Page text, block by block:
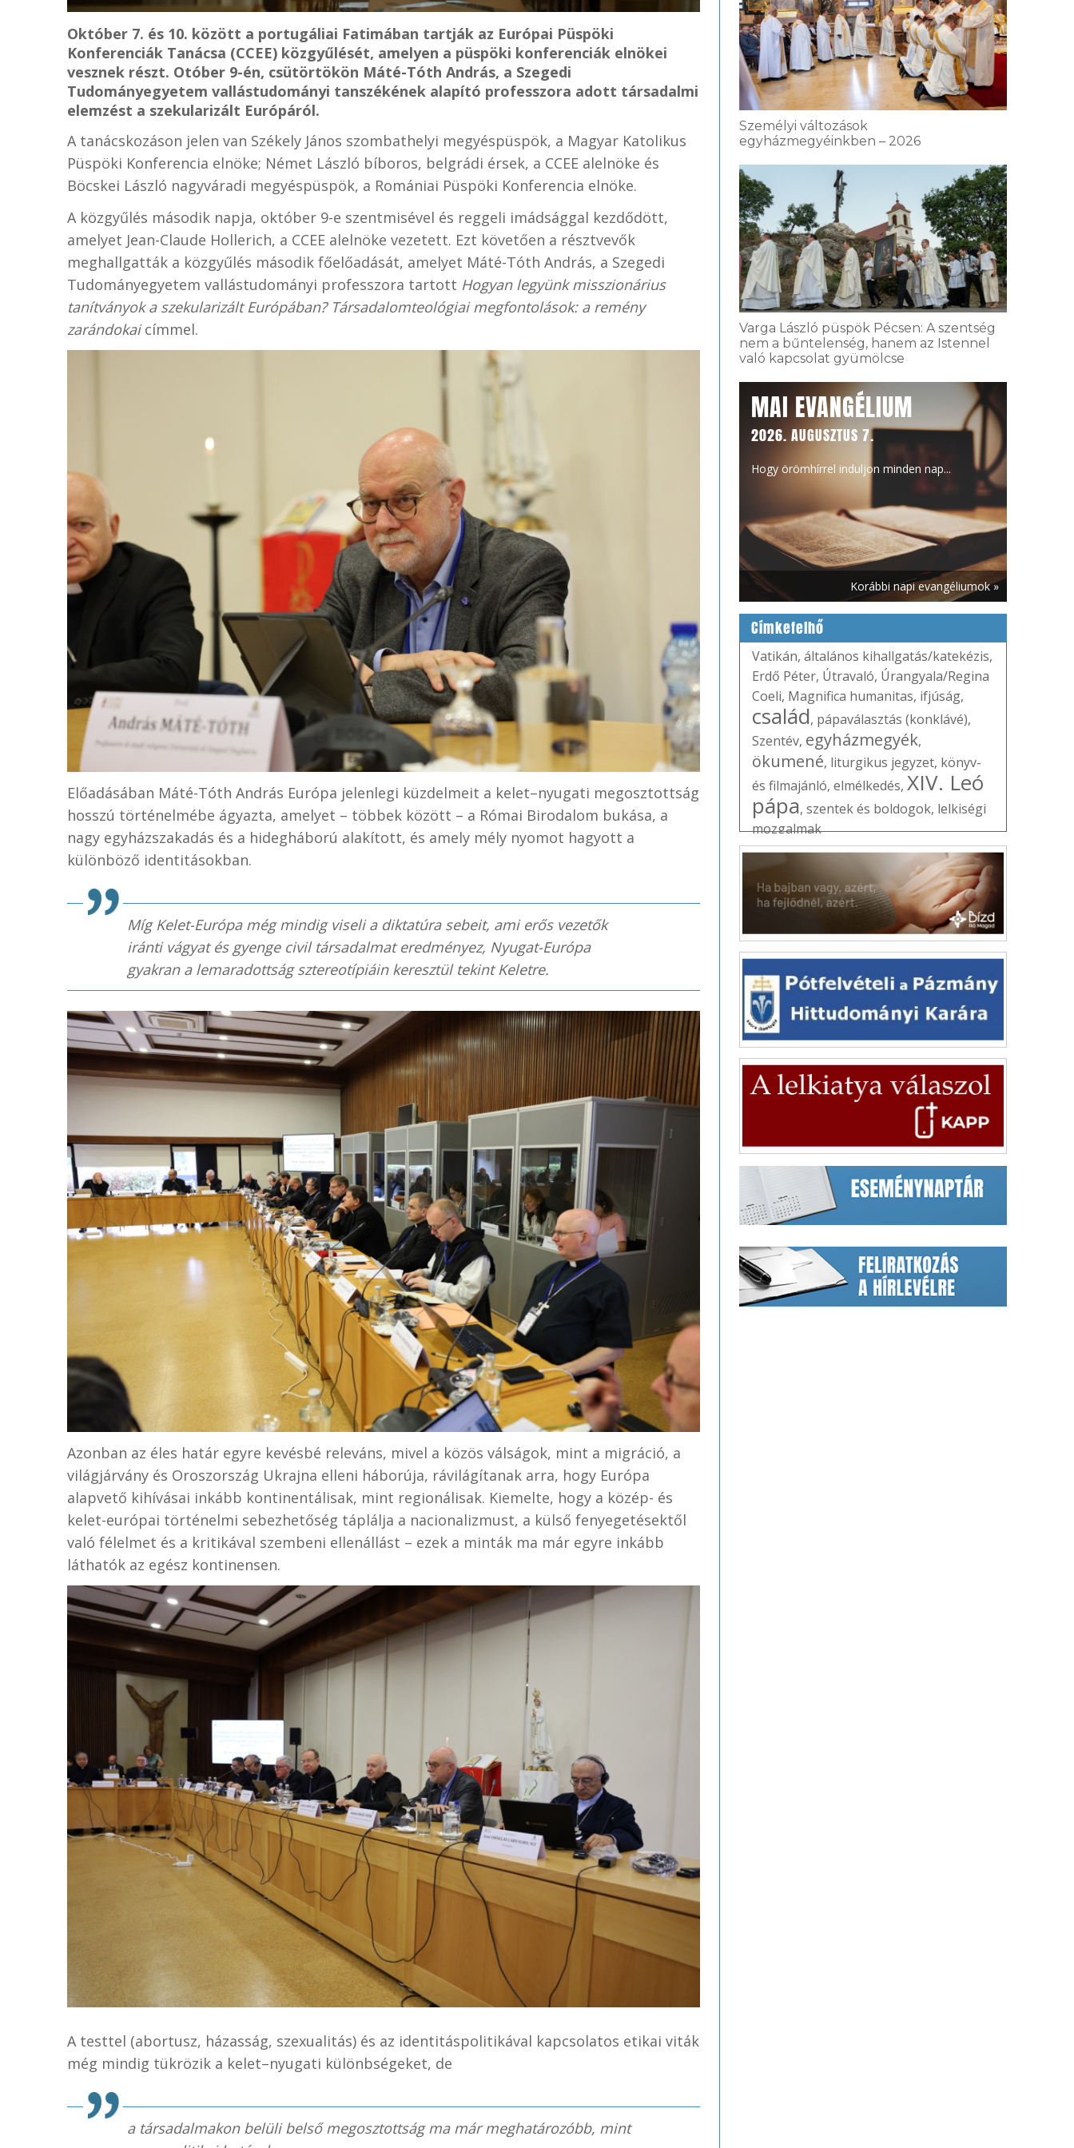
Október 7. és 10. között a portugáliai Fatimában tartják az Európai Püspöki
Konferenciák Tanácsa (CCEE) közgyűlését, amelyen a püspöki konferenciák elnökei
vesznek részt. Otóber 9-én, csütörtökön Máté-Tóth András, a Szegedi
Tudományegyetem vallástudományi tanszékének alapító professzora adott társadalmi
elemzést a szekularizált Európáról.
A tanácskozáson jelen van Székely János szombathelyi megyéspüspök, a Magyar Katolikus
Püspöki Konferencia elnöke; Német László bíboros, belgrádi érsek, a CCEE alelnöke és
Böcskei László nagyváradi megyéspüspök, a Romániai Püspöki Konferencia elnöke.
A közgyűlés második napja, október 9-e szentmisével és reggeli imádsággal kezdődött,
amelyet Jean-Claude Hollerich, a CCEE alelnöke vezetett. Ezt követően a résztvevők
meghallgatták a közgyűlés második főelőadását, amelyet Máté-Tóth András, a Szegedi
Tudományegyetem vallástudományi professzora tartott Hogyan legyünk misszionárius
tanítványok a szekularizált Európában? Társadalomteológiai megfontolások: a remény
zarándokaicímmel.
Előadásában Máté-Tóth András Európa jelenlegi küzdelmeit a kelet–nyugati megosztottság
hosszú történelmébe ágyazta, amelyet – többek között – a Római Birodalom bukása, a
nagy egyházszakadás és a hidegháború alakított, és amely mély nyomot hagyott a
különböző identitásokban.
Míg Kelet-Európa még mindig viseli a diktatúra sebeit, ami erős vezetők
iránti vágyat és gyenge civil társadalmat eredményez, Nyugat-Európa
gyakran a lemaradottság sztereotípiáin keresztül tekint Keletre.
Azonban az éles határ egyre kevésbé releváns, mivel a közös válságok, mint a migráció, a
világjárvány és Oroszország Ukrajna elleni háborúja, rávilágítanak arra, hogy Európa
alapvető kihívásai inkább kontinentálisak, mint regionálisak. Kiemelte, hogy a közép- és
kelet-európai történelmi sebezhetőség táplálja a nacionalizmust, a külső fenyegetésektől
való félelmet és a kritikával szembeni ellenállást – ezek a minták ma már egyre inkább
láthatók az egész kontinensen.
A testtel (abortusz, házasság, szexualitás) és az identitáspolitikával kapcsolatos etikai viták
még mindig tükrözik a kelet–nyugati különbségeket, de
a társadalmakon belüli belső megosztottság ma már meghatározóbb, mint
Személyi változások
egyházmegyéinkben – 2026
Varga László püspök Pécsen: A szentség
nem a bűntelenség, hanem az Istennel
való kapcsolat gyümölcse
MAI EVANGÉLIUM
2026. AUGUSZTUS 7.
Hogy örömhírrel induljon minden nap...
Korábbi napi evangéliumok »
Címkefelhő
Vatikán, általános kihallgatás/katekézis,
Erdő Péter, Útravaló, Úrangyala/Regina
Coeli, Magnifica humanitas, ifjúság,
család, pápaválasztás (konklávé),
Szentév, egyházmegyék,
ökumené, liturgikus jegyzet, könyv-
és filmajánló, elmélkedés, XIV. Leó
pápa, szentek és boldogok, lelkiségi
mozgalmak